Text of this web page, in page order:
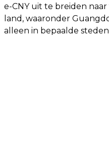
e-CNY uit te breiden
land, waaronder
alleen in bepaalde